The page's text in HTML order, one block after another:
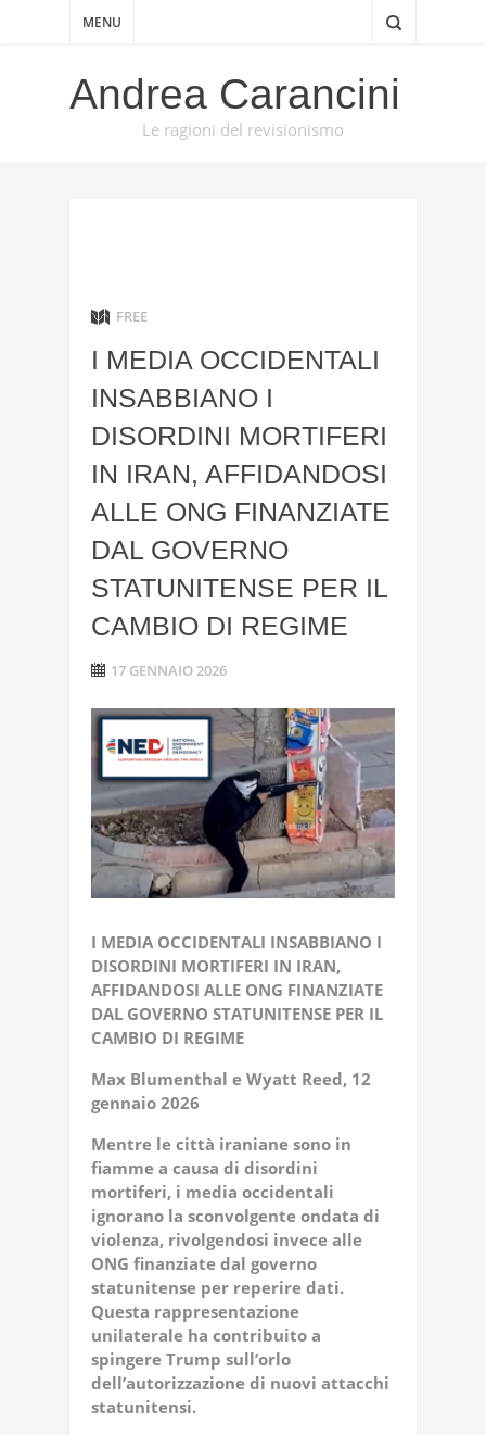
MENU
Andrea Carancini
Le ragioni del revisionismo
FREE
I MEDIA OCCIDENTALI
INSABBIANO I
DISORDINI MORTIFERI
IN IRAN, AFFIDANDOSI
ALLE ONG FINANZIATE
DAL GOVERNO
STATUNITENSE PER IL
CAMBIO DI REGIME
17 GENNAIO 2026
I MEDIA OCCIDENTALI INSABBIANO I
DISORDINI MORTIFERI IN IRAN,
AFFIDANDOSI ALLE ONG FINANZIATE
DAL GOVERNO STATUNITENSE PER IL
CAMBIO DI REGIME
Max Blumenthal e Wyatt Reed, 12
gennaio 2026
Mentre le città iraniane sono in
fiamme a causa di disordini
mortiferi, i media occidentali
ignorano la sconvolgente ondata di
violenza, rivolgendosi invece alle
ONG finanziate dal governo
statunitense per reperire dati.
Questa rappresentazione
unilaterale ha contribuito a
spingere Trump sull’orlo
dell’autorizzazione di nuovi attacchi
statunitensi.